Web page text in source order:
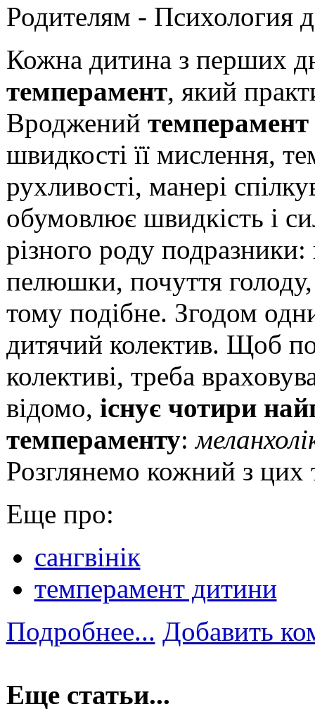
Родителям - Психология
Кожна дитина з перших
темперамент, який
Вроджений темперамент
швидкості її мислення,
рухливості, манері
обумовлює швидкість і
різного роду
пелюшки, почуття
тому подібне. Згодом
дитячий колектив. Щоб
колективі, треба
відомо, існує чотири
темпераменту:
Розглянемо кожний з цих
Еще про:
сангвінік
темперамент дитини
Подробнее... Добавить
Еще статьи...